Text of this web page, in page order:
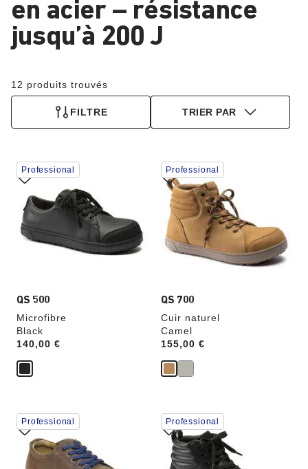
en acier – résistance
jusqu’à 200 J
12 produits trouvés
FILTRE TRIER PAR
QS 500
Microfibre
Black
Price:
140,00 €
Cliquer
sur
les
échantillons
de
couleurs
modifiera
l’image
Professional
QS 700
Cuir naturel
Camel
Price:
155,00 €
Cliquer
sur
les
échantillons
couleurs
modifiera
l’image
Professional
Cliquer
sur
les
échantillons
Professional
Cliquer
sur
les
échantillons
Professional